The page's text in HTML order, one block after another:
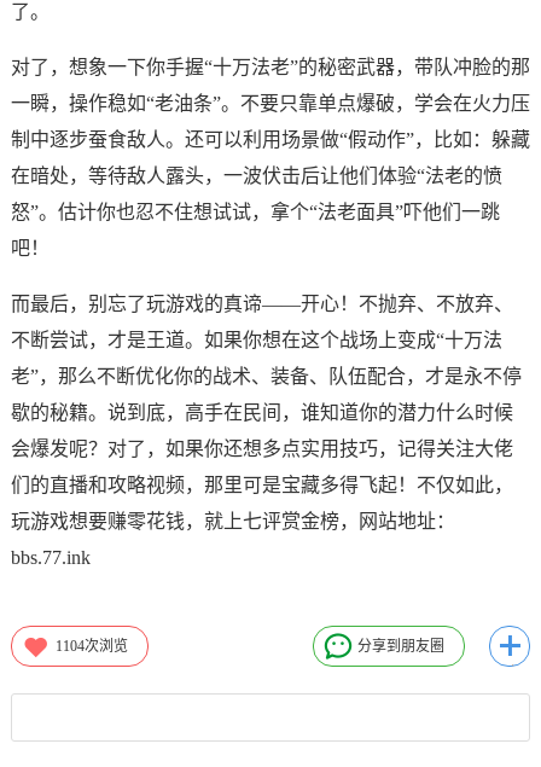
了。
对了，想象一下你手握“十万法老”的秘密武器，带队冲脸的那
一瞬，操作稳如“老油条”。不要只靠单点爆破，学会在火力压
制中逐步蚕食敌人。还可以利用场景做“假动作”，比如：躲藏
在暗处，等待敌人露头，一波伏击后让他们体验“法老的愤
怒”。估计你也忍不住想试试，拿个“法老面具”吓他们一跳
吧！
而最后，别忘了玩游戏的真谛——开心！不抛弃、不放弃、
不断尝试，才是王道。如果你想在这个战场上变成“十万法
老”，那么不断优化你的战术、装备、队伍配合，才是永不停
歇的秘籍。说到底，高手在民间，谁知道你的潜力什么时候
会爆发呢？对了，如果你还想多点实用技巧，记得关注大佬
们的直播和攻略视频，那里可是宝藏多得飞起！不仅如此，
玩游戏想要赚零花钱，就上七评赏金榜，网站地址：
bbs.77.ink
1104次浏览 分享到朋友圈